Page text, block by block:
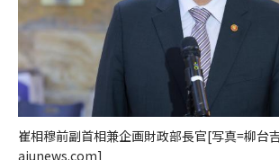
崔相穆前副首相兼企画財政部長官[写真=柳台
ajunews.com]